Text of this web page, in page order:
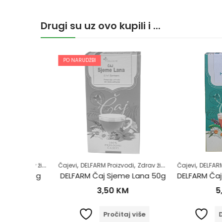
Drugi su uz ovo kupili i ...
,Zubobolja
PO NARUDŽBI
Čajevi,DELFARM Proizvodi,Zdrav život
DELFARM Čaj Sjeme Lana 50g
3,50KM
Pročitaj više
Čajevi,DELFARM
5,00